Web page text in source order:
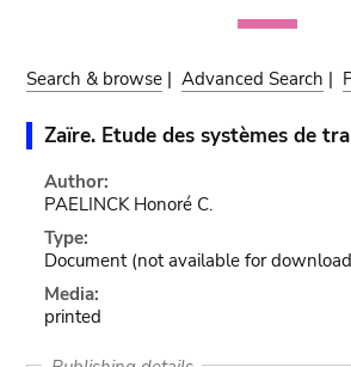
Search & browse |Advanced Search |
Zaïre. Etude des systèmes de
Author:
PAELINCK Honoré C.
Type:
Document (not available for
Media:
printed